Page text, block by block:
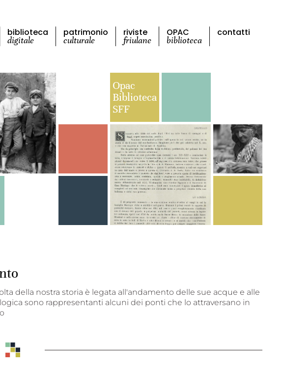
biblioteca
digitale
patrimonio
culturale
riviste
friulane
OPAC
biblioteca
contatti
Opac
Biblioteca
SFF
della nostra storia è legata all'andamento delle sue acque e alle
sono rappresentanti alcuni dei ponti che lo attraversano in